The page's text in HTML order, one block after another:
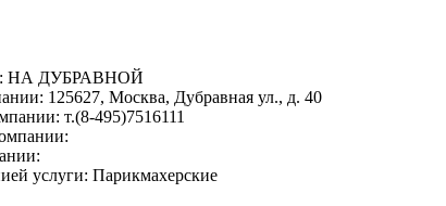
НА ДУБРАВНОЙ
125627, Москва, Дубравная ул., д. 40
т.(8-495)7516111
услуги: Парикмахерские